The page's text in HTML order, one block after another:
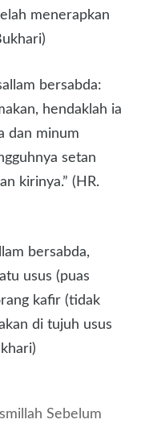
menerapkan
bersabda:
hendaklah ia
dan minum
setan
kirinya.” (HR.
bersabda,
usus (puas
kafir (tidak
di tujuh usus
Sebelum